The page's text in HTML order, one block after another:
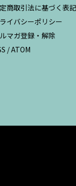
商取引法に基づく表記
イバシーポリシー
マガ登録・解除
/ATOM